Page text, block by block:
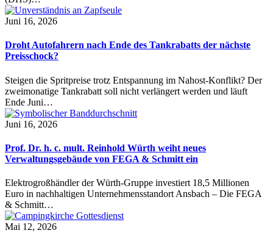
Juni 16, 2026
Droht Autofahrern nach Ende des Tankrabatts der nächste
Preisschock?
Steigen die Spritpreise trotz Entspannung im Nahost-Konflikt? Der
zweimonatige Tankrabatt soll nicht verlängert werden und läuft
Ende Juni…
Juni 16, 2026
Prof. Dr. h. c. mult. Reinhold Würth weiht neues
Verwaltungsgebäude von FEGA & Schmitt ein
Elektrogroßhändler der Würth-Gruppe investiert 18,5 Millionen
Euro in nachhaltigen Unternehmensstandort Ansbach – Die FEGA
& Schmitt…
Mai 12, 2026